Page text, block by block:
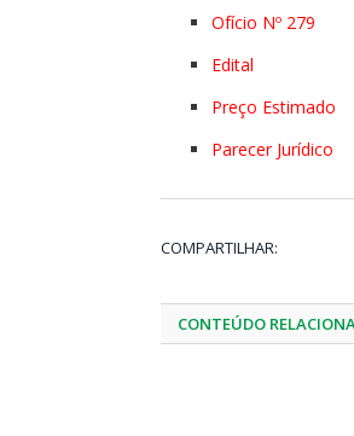
Ofício Nº 279
Edital
Preço Estimado
Parecer Jurídico
COMPARTILHAR:
CONTEÚDO